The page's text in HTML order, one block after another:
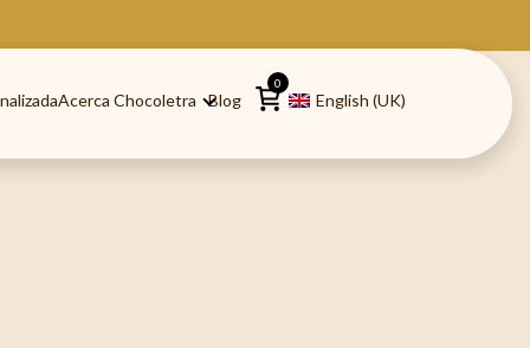
Acerca Chocoletra Blog
0
English (UK)